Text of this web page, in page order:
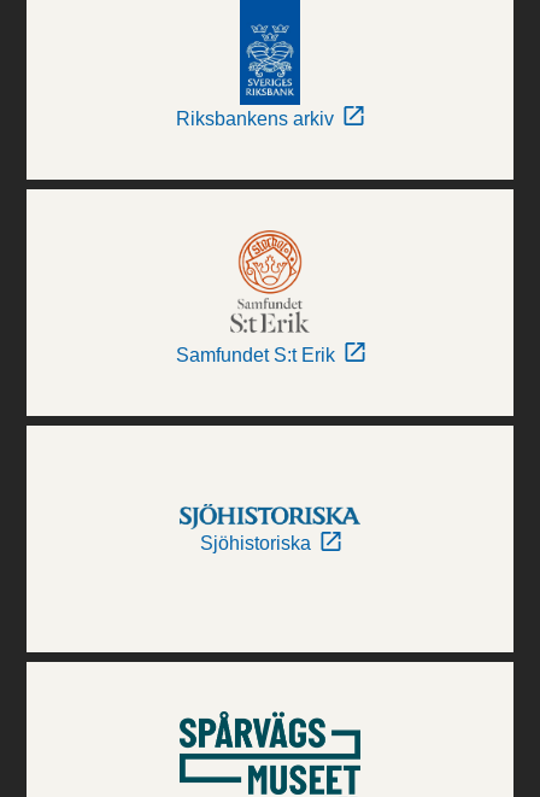
Riksbankens arkiv
Samfundet S:t Erik
Sjöhistoriska